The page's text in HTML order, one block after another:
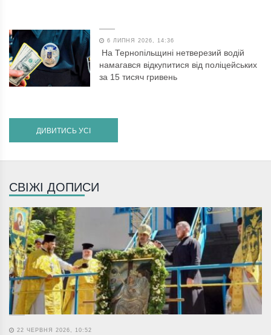
6 ЛИПНЯ 2026, 14:36
На Тернопільщині нетверезий водій
намагався відкупитися від поліцейських
за 15 тисяч гривень
ДИВИТИСЬ УСІ
СВІЖІ ДОПИСИ
22 ЧЕРВНЯ 2026, 10:52